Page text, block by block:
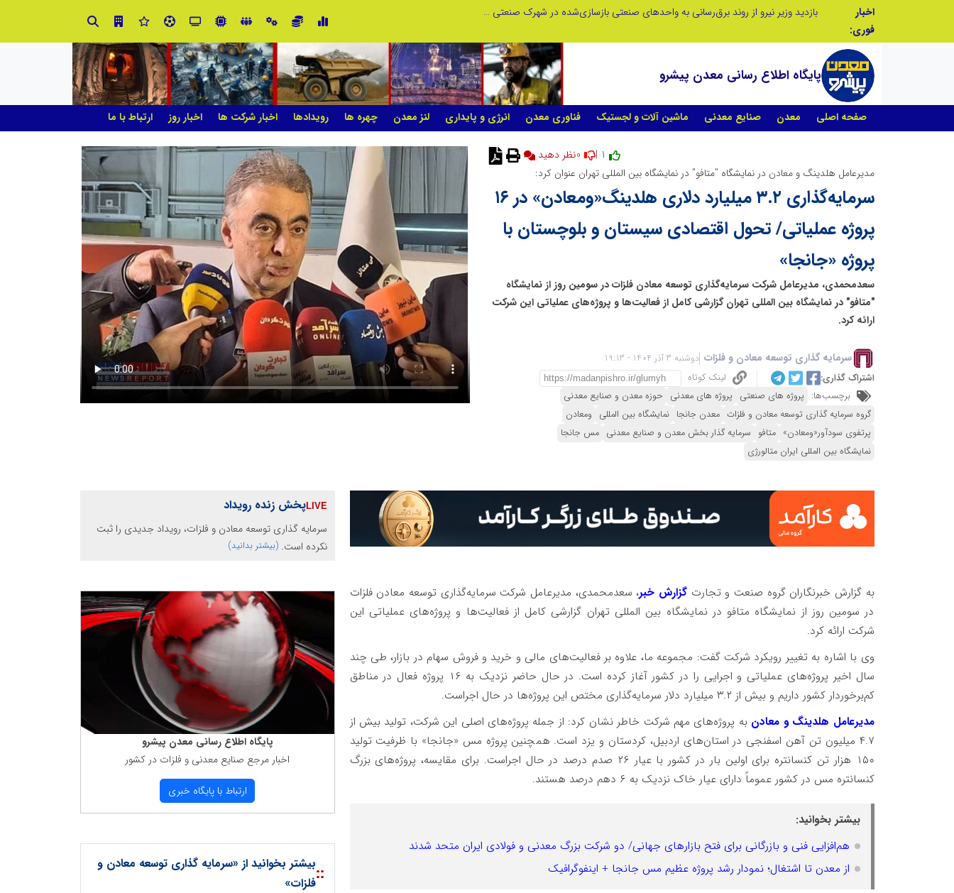
اخبار
فوری:
بازدید وزیر نیرو از روند برق‌رسانی به واحدهای صنعتی بازسازی‌شده در شهرک صنعتی شمس‌آباد
پایگاه اطلاع رسانی معدن پیشرو
صفحه اصلی معدن صنایع معدنی ماشین آلات و لجستیک فناوری معدن انرژی و پایداری لنز معدن چهره ها رویدادها اخبار شرکت ها اخبار روز ارتباط با ما
نظر دهید
مدیرعامل هلدینگ و معادن در نمایشگاه "متافو" در نمایشگاه بین المللی تهران عنوان کرد:
سرمایه‌گذاری ۳.۲ میلیارد دلاری هلدینگ«ومعادن» در ۱۶
پروژه عملیاتی/ تحول اقتصادی سیستان و بلوچستان با
پروژه «جانجا»
سعدمحمدی، مدیرعامل شرکت سرمایه‌گذاری توسعه معادن فلزات در سومین روز از نمایشگاه
"متافو" در نمایشگاه بین المللی تهران گزارشی کامل از فعالیت‌ها و پروژه‌های عملیاتی این شرکت
ارائه کرد.
سرمایه گذاری توسعه معادن و فلزات دوشنبه 3 آذر 1404 - 19:13
اشتراک گذاری:
لینک کوتاه
برچسب‌ها: پروژه های صنعتی پروژه های معدنی حوزه معدن و صنایع معدنی
گروه سرمایه گذاری توسعه معادن و فلزات معدن جانجا نمایشگاه بین المللی ومعادن
پرتفوی سودآور«ومعادن» متافو سرمایه گذار بخش معدن و صنایع معدنی مس جانجا
نمایشگاه بین المللی ایران متالورژی
به گزارش خبرنگاران گروه صنعت و تجارت گزارش خبر، سعدمحمدی، مدیرعامل شرکت سرمایه‌گذاری توسعه معادن فلزات
در سومین روز از نمایشگاه متافو در نمایشگاه بین المللی تهران گزارشی کامل از فعالیت‌ها و پروژه‌های عملیاتی این
شرکت ارائه کرد.
وی با اشاره به تغییر رویکرد شرکت گفت: مجموعه ما، علاوه بر فعالیت‌های مالی و خرید و فروش سهام در بازار، طی چند
سال اخیر پروژه‌های عملیاتی و اجرایی را در کشور آغاز کرده است. در حال حاضر نزدیک به ۱۶ پروژه فعال در مناطق
کم‌برخوردار کشور داریم و بیش از ۳.۲ میلیارد دلار سرمایه‌گذاری مختص این پروژه‌ها در حال اجراست.
مدیرعامل هلدینگ و معادنبه پروژه‌های مهم شرکت خاطر نشان کرد: از جمله پروژه‌های اصلی این شرکت، تولید بیش از
۴.۷ میلیون تن آهن اسفنجی در استان‌های اردبیل، کردستان و یزد است. همچنین پروژه مس «جانجا» با ظرفیت تولید
۱۵۰ هزار تن کنسانتره برای اولین بار در کشور با عیار ۲۶ صدم درصد در حال اجراست. برای مقایسه، پروژه‌های بزرگ
کنسانتره مس در کشور عموماً دارای عیار خاک نزدیک به ۶ دهم درصد هستند.
بیشتر بخوانید:
هم‌افزایی فنی و بازرگانی برای فتح بازارهای جهانی/ دو شرکت بزرگ معدنی و فولادی ایران متحد شدند
از معدن تا اشتغال؛ نمودار رشد پروژه عظیم مس جانجا + اینفوگرافیک
پخش زنده رویداد
سرمایه گذاری توسعه معادن و فلزات، رویداد جدیدی را ثبت
نکرده است. (بیشتر بدانید)
پایگاه اطلاع رسانی معدن پیشرو
اخبار مرجع صنایع معدنی و فلزات در كشور
ارتباط با پایگاه خبری
::بیشتر بخوانید از «سرمایه گذاری توسعه معادن و
فلزات»